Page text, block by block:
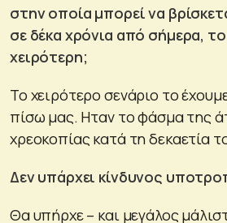
στην οποία μπορεί να
σε δέκα χρόνια από σήμερα,
χειρότερη;
Το χειρότερο σενάριο το
πίσω μας. Ηταν το φάσμα της
χρεοκοπίας κατά τη δεκαετία
Δεν υπάρχει κίνδυνος
Θα υπήρχε – και μεγάλος